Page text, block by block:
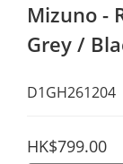
Mizuno -
Grey /
D1GH261204
HK$799.00